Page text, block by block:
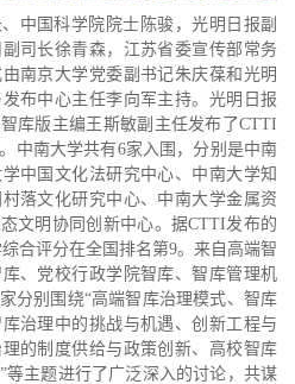
中国科学院院士陈骏，光明日报副
司长徐青森，江苏省委宣传部常务
南京大学党委副书记朱庆葆和光明
布中心主任李向军主持。光明日报
库版主编王斯敏副主任发布了CTTI
中南大学共有6家入围，分别是中南
中国文化法研究中心、中南大学知
落文化研究中心、中南大学金属资
文明协同创新中心。据CTTI发布的
合评分在全国排名第9。来自高端智
、党校行政学院智库、智库管理机
分别围绕“高端智库治理模式、智库
治理中的挑战与机遇、创新工程与
的制度供给与政策创新、高校智库
主题进行了广泛深入的讨论，共谋